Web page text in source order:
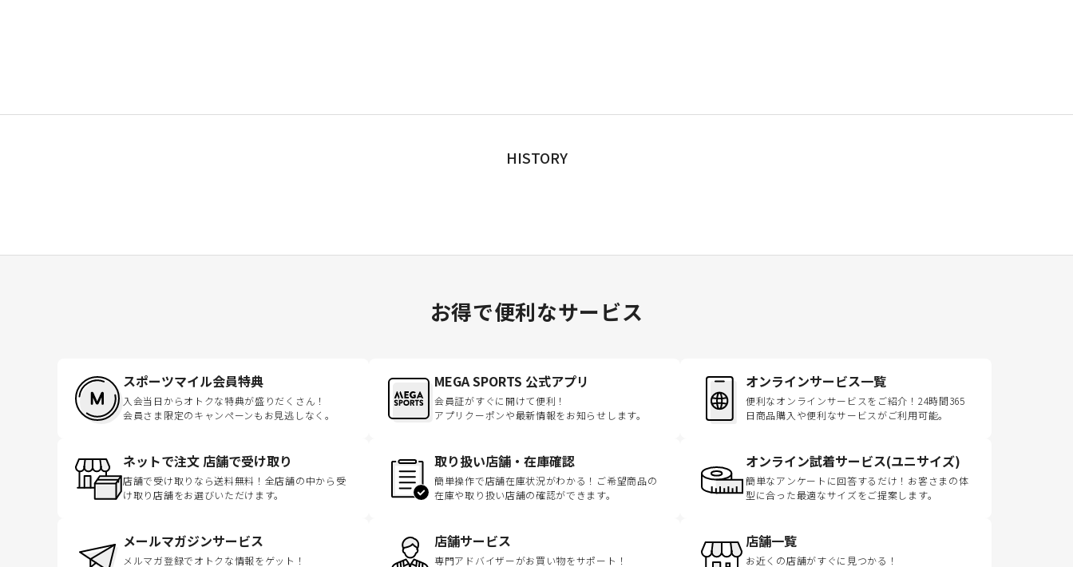
HISTORY
お得で便利なサービス
スポーツマイル会員特典
入会当日からオトクな特典が盛りだくさん！
会員さま限定のキャンペーンもお見逃しなく。
MEGA SPORTS 公式アプリ
会員証がすぐに開けて便利！
アプリクーポンや最新情報をお知らせします。
オンラインサービス一覧
便利なオンラインサービスをご紹介！24時間365
日商品購入や便利なサービスがご利用可能。
ネットで注文 店舗で受け取り
店舗で受け取りなら送料無料！全店舗の中から受
け取り店舗をお選びいただけます。
取り扱い店舗・在庫確認
簡単操作で店舗在庫状況がわかる！ご希望商品の
在庫や取り扱い店舗の確認ができます。
オンライン試着サービス(ユニサイズ)
簡単なアンケートに回答するだけ！お客さまの体
型に合った最適なサイズをご提案します。
メールマガジンサービス
メルマガ登録でオトクな情報をゲット！
店舗サービス
専門アドバイザーがお買い物をサポート！
店舗一覧
お近くの店舗がすぐに見つかる！